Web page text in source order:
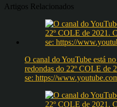
Artigos Relacionados
O canal do YouTube está
redondas do 22º COLE de
se: https://